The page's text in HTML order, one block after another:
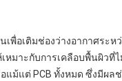
พื่อเติมช่องว่างอากาศระ
าะกับการเคลือบพื้นผิวที่
ม้แต่ PCB ทั้งหมด ซึ่งมีผ